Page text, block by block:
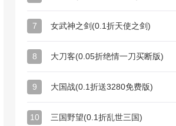
7 女武神之剑(0.1折天使之剑)
8 大刀客(0.05折绝情一刀买断版)
9 大国战(0.1折送3280免费版)
10 三国野望(0.1折乱世三国)